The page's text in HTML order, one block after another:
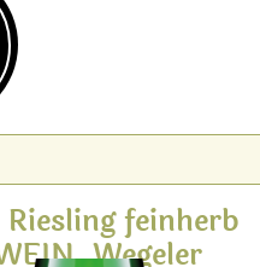
feinherb
Wegeler